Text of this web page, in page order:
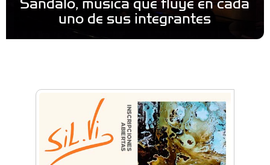
uno de sus integrantes